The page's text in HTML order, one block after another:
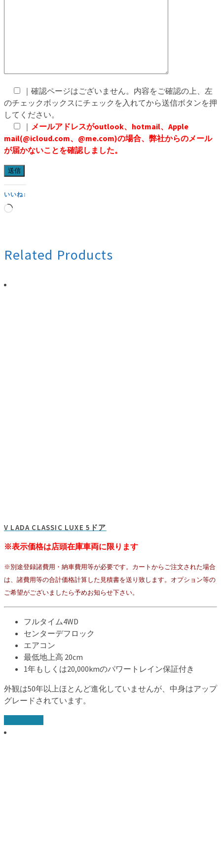
｜確認ページはございません。内容をご確認の上、左
のチェックボックスにチェックを入れてから送信ボタンを押
してください。
｜ メールアドレスがoutlook、hotmail、Apple
mail(@icloud.com、@me.com)の場合、弊社からのメール
が届かないことを確認しました。
いいね:
読
中…
Related Products
V LADA CLASSIC LUXE 5ドア
※表示価格は店頭在庫車両に限ります
※別途登録諸費用・納車費用等が必要です。カートからご注文された場合
は、諸費用等の合計価格計算した見積書を送り致します。オプション等の
ご希望がございましたら予めお知らせ下さい。
フルタイム4WD
センターデフロック
エアコン
最低地上高 20cm
1年もしくは20,000kmのパワートレイン保証付き
外観は50年以上ほとんど進化していませんが、中身はアップ
グレードされています。